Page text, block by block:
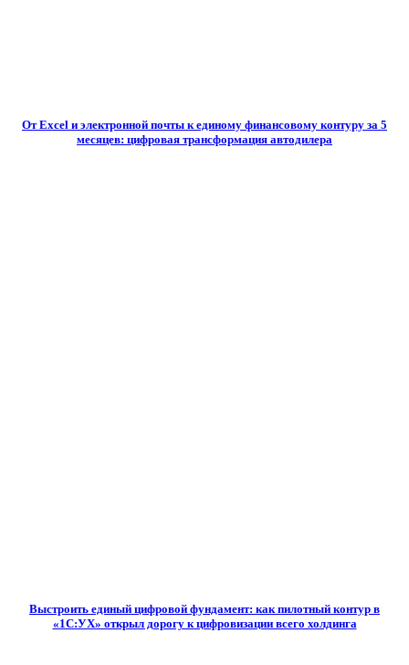
От Excel и электронной почты к единому финансовому контуру за 5
месяцев: цифровая трансформация автодилера
Выстроить единый цифровой фундамент: как пилотный контур в
«1С:УХ» открыл дорогу к цифровизации всего холдинга